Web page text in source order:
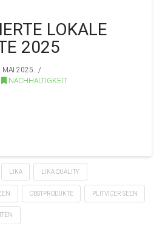
LOKALE
2025
2025.
NACHHALTIGKEIT
LIKA LIKA QUALITY
OBSTPRODUKTE PLITVICER SEEN